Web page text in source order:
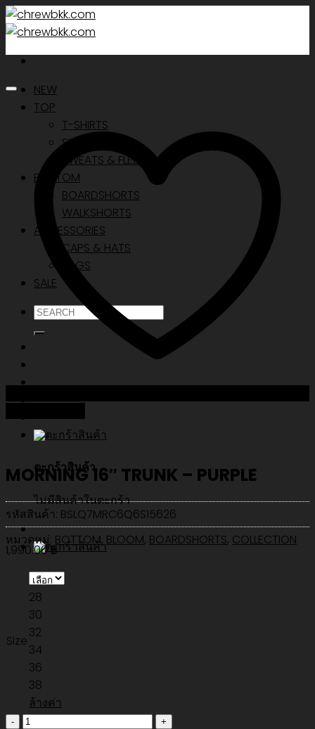
Skip
to
NEW
TOP
T-SHIRTS
SHIRTS
SWEATS & FLEECE
BOTTOM
BOARDSHORTS
WALKSHORTS
ACCESSORIES
CAPS & HATS
BAGS
SALE
ค้นหา:
ตะกร้าสินค้า
ไม่มีสินค้าในตะกร้า
MORNING 16″ TRUNK – PURPLE
รหัสสินค้า: BSLQ7MRC6Q6S15626
หมวดหมู่: BOTTOM, BLOOM, BOARDSHORTS, COLLECTION
1,990.00฿
Size
28
30
32
34
36
38
ล้างค่า
จำนวน